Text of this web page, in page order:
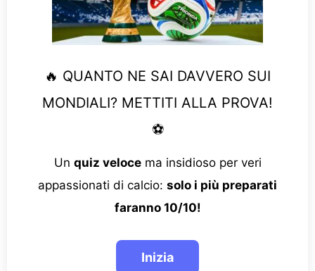
🔥 QUANTO NE SAI DAVVERO SUI
MONDIALI? METTITI ALLA PROVA!
⚽
Un quiz velocema insidioso per veri
appassionati di calcio: solo i più preparati
faranno 10/10!